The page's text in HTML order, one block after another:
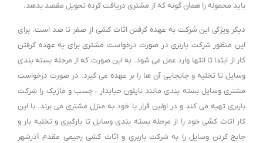
باید محموله را همان گونه که از مشتری دریافت کرده تحویل مقصد بدهد.
دیگر ویژگی این شرکت به عهده گرفتن اثاث کشی از صفر تا صد است. برای
این منظور شرکت باربری در صورت درخواست مشتری برای به عهده گرفتن
کار از ابتدا تا انتها وارد عمل می شود. به این صورت که از مرحله بسته بندی
وسایل تا تخلیه و جابجایی آن ها را بر عهده می گیرد. در صورت درخواست
مشتری وسایل بسته بندی مانند نایلون حبابدار ، چسب و ماژیک را شرکت
باربری تهیه می کند و در اولین قرار با خود به منزل مشتری می برند. با این
کار اثاث کشی خود را از مرحله بسته بندی وسایل تا بارگیری و تخلیه بار و
جابج کردن وسایل را به شرکت باربری و اثاث کشی رحیمی مقدم آذرشهر